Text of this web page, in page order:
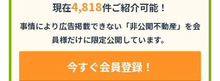
現在4,818件ご紹介可能！
事情により広告掲載できない「非公開不動産」を会
員様だけに限定公開しています。
今すぐ会員登録！